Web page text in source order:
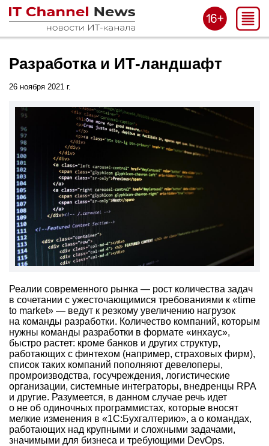
Разработка и ИТ-ландшафт
26 ноября 2021 г.
Реалии современного рынка — рост количества задач
в сочетании с ужесточающимися требованиями к «time
to market» — ведут к резкому увеличению нагрузок
на команды разработки. Количество компаний, которым
нужны команды разработки в формате «инхаус»,
быстро растет: кроме банков и других структур,
работающих с финтехом (например, страховых фирм),
список таких компаний пополняют девелоперы,
промроизводства, госучреждения, логистические
организации, системные интеграторы, внедренцы RPA
и другие. Разумеется, в данном случае речь идет
о не об одиночных программистах, которые вносят
мелкие изменения в «1С:Бухгалтерию», а о командах,
работающих над крупными и сложными задачами,
значимыми для бизнеса и требующими DevOps.